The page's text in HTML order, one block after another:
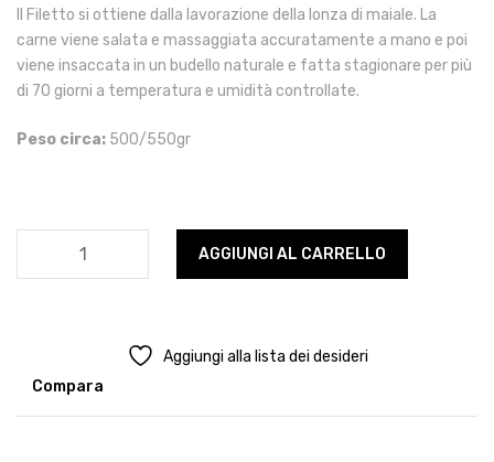
Il Filetto si ottiene dalla lavorazione della lonza di maiale. La
carne viene salata e massaggiata accuratamente a mano e poi
viene insaccata in un budello naturale e fatta stagionare per più
di 70 giorni a temperatura e umidità controllate.
Peso circa: 500/550gr
Calabrese
AGGIUNGI AL CARRELLO
Aggiungi alla lista dei desideri
Compara